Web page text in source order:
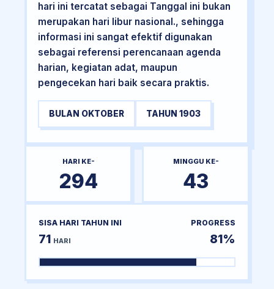
hari ini tercatat sebagai Tanggal ini bukan
merupakan hari libur nasional., sehingga
informasi ini sangat efektif digunakan
sebagai referensi perencanaan agenda
harian, kegiatan adat, maupun
pengecekan hari baik secara praktis.
BULAN OKTOBER TAHUN 1903
HARI KE-
294
MINGGU KE-
43
SISA HARI TAHUN INI
71 HARI
PROGRESS
81%